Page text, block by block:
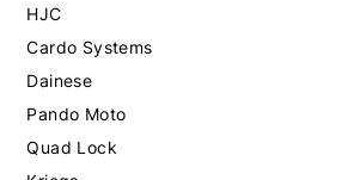
HJC
Cardo Systems
Dainese
Pando Moto
Quad Lock